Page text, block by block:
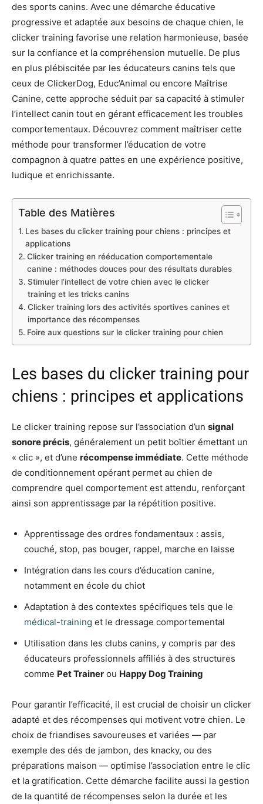
des sports canins. Avec une démarche éducative
progressive et adaptée aux besoins de chaque chien, le
clicker training favorise une relation harmonieuse, basée
sur la confiance et la compréhension mutuelle. De plus
en plus plébiscitée par les éducateurs canins tels que
ceux de ClickerDog, Educ’Animal ou encore Maîtrise
Canine, cette approche séduit par sa capacité à stimuler
l’intellect canin tout en gérant efficacement les troubles
comportementaux. Découvrez comment maîtriser cette
méthode pour transformer l’éducation de votre
compagnon à quatre pattes en une expérience positive,
ludique et enrichissante.
Table des Matières
Les bases du clicker training pour chiens : principes et
applications
Clicker training en rééducation comportementale
canine : méthodes douces pour des résultats durables
Stimuler l’intellect de votre chien avec le clicker
training et les tricks canins
Clicker training lors des activités sportives canines et
importance des récompenses
Foire aux questions sur le clicker training pour chien
Les bases du clicker training pour
chiens : principes et applications
Le clicker training repose sur l’association d’un signal
sonore précis, généralement un petit boîtier émettant un
« clic », et d’une récompense immédiate. Cette méthode
de conditionnement opérant permet au chien de
comprendre quel comportement est attendu, renforçant
ainsi son apprentissage par la répétition positive.
Apprentissage des ordres fondamentaux : assis,
couché, stop, pas bouger, rappel, marche en laisse
Intégration dans les cours d’éducation canine,
notamment en école du chiot
Adaptation à des contextes spécifiques tels que le
médical-training et le dressage comportemental
Utilisation dans les clubs canins, y compris par des
éducateurs professionnels affiliés à des structures
comme Pet Trainer ou Happy Dog Training
Pour garantir l’efficacité, il est crucial de choisir un clicker
adapté et des récompenses qui motivent votre chien. Le
choix de friandises savoureuses et variées — par
exemple des dés de jambon, des knacky, ou des
préparations maison — optimise l’association entre le clic
et la gratification. Cette démarche facilite aussi la gestion
de la quantité de récompenses selon la durée et les